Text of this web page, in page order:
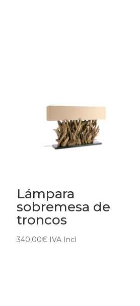
Lámpara
sobremesa de
troncos
340,00€ IVA Incl